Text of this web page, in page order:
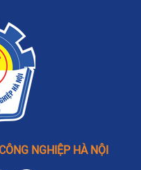
NGHIỆP HÀ NỘI